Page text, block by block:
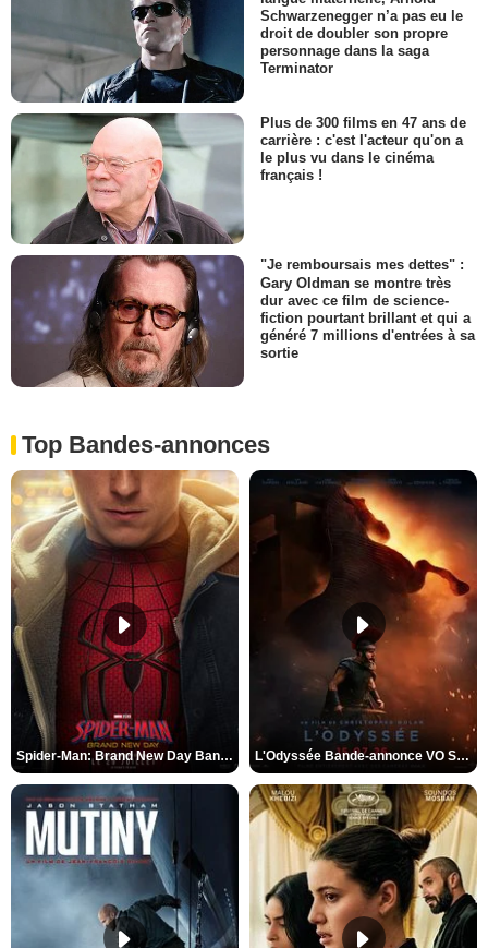
Schwarzenegger n’a pas eu le
droit de doubler son propre
personnage dans la saga
Terminator
Plus de 300 films en 47 ans de
carrière : c'est l'acteur qu'on a
le plus vu dans le cinéma
français !
"Je remboursais mes dettes" :
Gary Oldman se montre très
dur avec ce film de science-
fiction pourtant brillant et qui a
généré 7 millions d'entrées à sa
sortie
Top Bandes-annonces
Spider-Man: Brand New Day Bande-annonce VO STFR L'Odyssée Bande-annonce VO STFR